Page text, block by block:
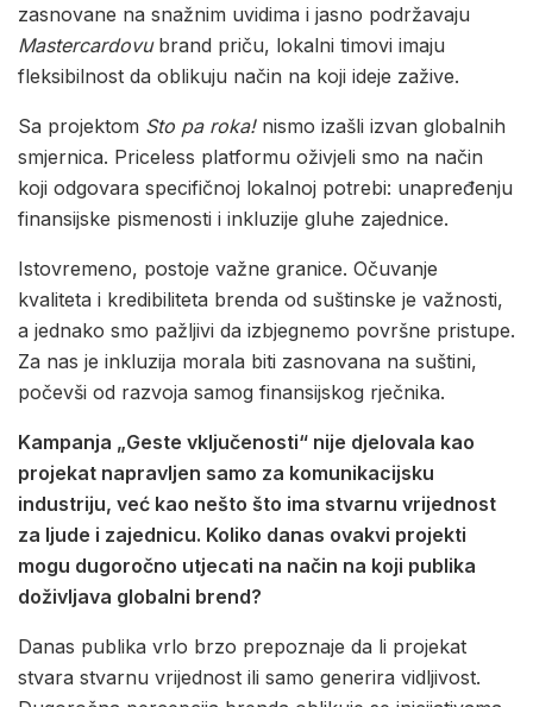
zasnovane na snažnim uvidima i jasno podržavaju
Mastercardovu brand priču, lokalni timovi imaju
fleksibilnost da oblikuju način na koji ideje zažive.
Sa projektom Sto pa roka! nismo izašli izvan globalnih
smjernica. Priceless platformu oživjeli smo na način
koji odgovara specifičnoj lokalnoj potrebi: unapređenju
finansijske pismenosti i inkluzije gluhe zajednice.
Istovremeno, postoje važne granice. Očuvanje
kvaliteta i kredibiliteta brenda od suštinske je važnosti,
a jednako smo pažljivi da izbjegnemo površne pristupe.
Za nas je inkluzija morala biti zasnovana na suštini,
počevši od razvoja samog finansijskog rječnika.
Kampanja „Geste vključenosti“ nije djelovala kao
projekat napravljen samo za komunikacijsku
industriju, već kao nešto što ima stvarnu vrijednost
za ljude i zajednicu. Koliko danas ovakvi projekti
mogu dugoročno utjecati na način na koji publika
doživljava globalni brend?
Danas publika vrlo brzo prepoznaje da li projekat
stvara stvarnu vrijednost ili samo generira vidljivost.